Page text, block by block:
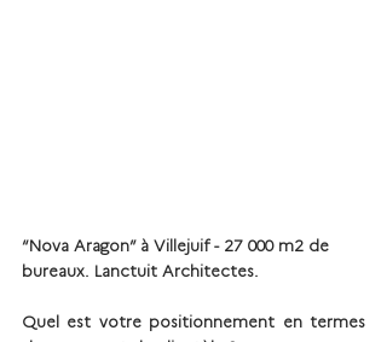
“Nova Aragon” à Villejuif - 27 000 m2 de
bureaux. Lanctuit Architectes.
Quel est votre positionnement en termes